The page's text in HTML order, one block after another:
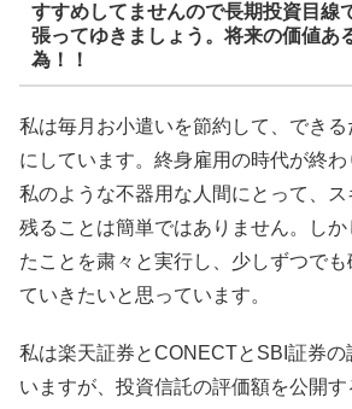
すすめしてませんので長期投資目線
張ってゆきましょう。将来の価値あ
為！！
私は毎月お小遣いを節約して、できる
にしています。終身雇用の時代が終わ
私のような不器用な人間にとって、
残ることは簡単ではありません。し
たことを粛々と実行し、少しずつで
ていきたいと思っています。
私は楽天証券とCONECTとSBI証券の
いますが、投資信託の評価額を公開